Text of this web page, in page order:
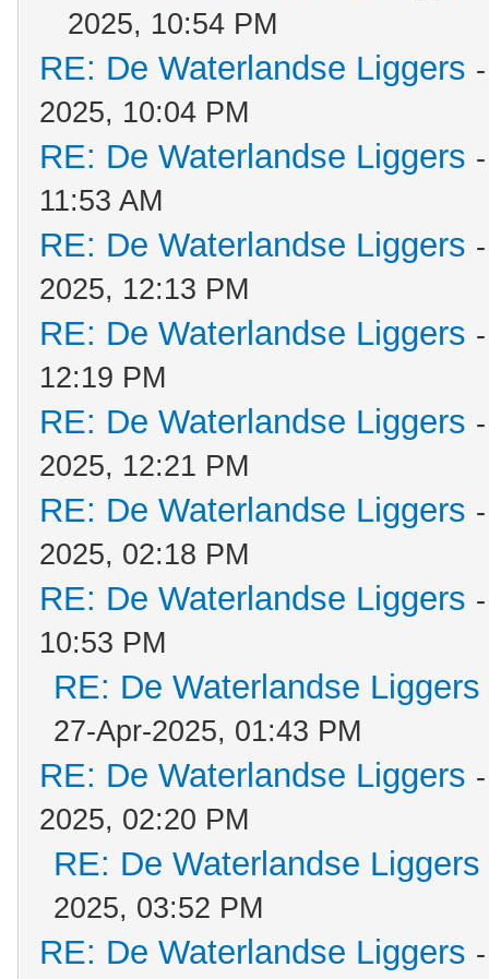
2025, 10:54 PM
RE: De Waterlandse Liggers
2025, 10:04 PM
RE: De Waterlandse Liggers
11:53 AM
RE: De Waterlandse Liggers
2025, 12:13 PM
RE: De Waterlandse Liggers
12:19 PM
RE: De Waterlandse Liggers
2025, 12:21 PM
RE: De Waterlandse Liggers
2025, 02:18 PM
RE: De Waterlandse Liggers
10:53 PM
RE: De Waterlandse Liggers
27-Apr-2025, 01:43 PM
RE: De Waterlandse Liggers
2025, 02:20 PM
RE: De Waterlandse Liggers
2025, 03:52 PM
RE: De Waterlandse Liggers